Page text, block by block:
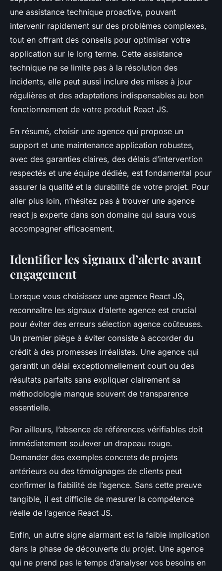
une assistance technique proactive, pouvant
intervenir rapidement sur des problèmes complexes,
tout en offrant des conseils pour optimiser votre
application sur le long terme. Cette assistance
technique ne se limite pas à la résolution des
incidents, elle peut aussi inclure des mises à jour
régulières et des adaptations indispensables au bon
fonctionnement de votre produit React JS.
En résumé, choisir une agence qui propose un
support et une maintenance application robustes,
avec des garanties claires, des délais d’intervention
respectés et une équipe dédiée, est fondamental pour
assurer la qualité et la durabilité de votre projet. Pour
aller plus loin, n’hésitez pas à trouver une agence
react js experte dans son domaine qui saura vous
accompagner efficacement.
Identifier les signaux d’alerte avant
engagement
Lorsque vous choisissez une agence React JS,
reconnaître les signaux d’alerte agence est crucial
pour éviter des erreurs sélection agence coûteuses.
Un premier piège à éviter consiste à accorder du
crédit à des promesses irréalistes. Une agence qui
garantit un délai exceptionnellement court ou des
résultats parfaits sans expliquer clairement sa
méthodologie manque souvent de transparence
essentielle.
Par ailleurs, l’absence de références vérifiables doit
immédiatement soulever un drapeau rouge.
Demander des exemples concrets de projets
antérieurs ou des témoignages de clients peut
confirmer la fiabilité de l’agence. Sans cette preuve
tangible, il est difficile de mesurer la compétence
réelle de l’agence React JS.
Enfin, un autre signe alarmant est la faible implication
dans la phase de découverte du projet. Une agence
qui ne prend pas le temps d’analyser vos besoins en